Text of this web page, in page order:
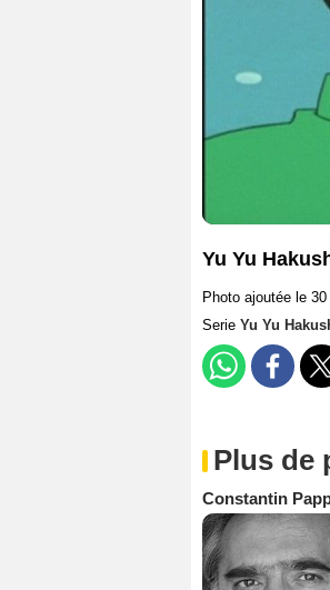
Yu Yu
Photo ajoutée le
Serie Yu Yu
Plus de
Constantin